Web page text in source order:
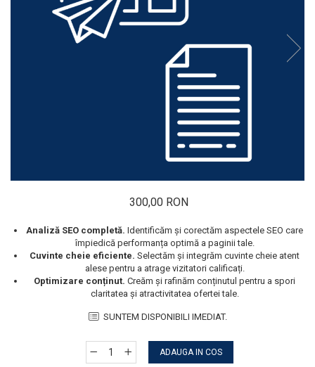
300,00 RON
Analiză SEO completă. Identificăm și corectăm aspectele SEO care
împiedică performanța optimă a paginii tale.
Cuvinte cheie eficiente. Selectăm și integrăm cuvinte cheie atent
alese pentru a atrage vizitatori calificați.
Optimizare conținut. Creăm și rafinăm conținutul pentru a spori
claritatea și atractivitatea ofertei tale.
SUNTEM DISPONIBILI IMEDIAT.
ADAUGA IN COS